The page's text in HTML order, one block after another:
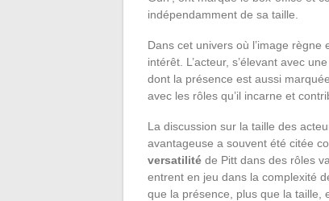
indépendamment de sa taille.
Dans cet univers où l’image règne
intérêt. L’acteur, s’élevant avec
dont la présence est aussi
avec les rôles qu’il incarne et
La discussion sur la taille des
avantageuse a souvent été citée
versatilité de Pitt dans des rôles
entrent en jeu dans la complexité
que la présence, plus que la taille,